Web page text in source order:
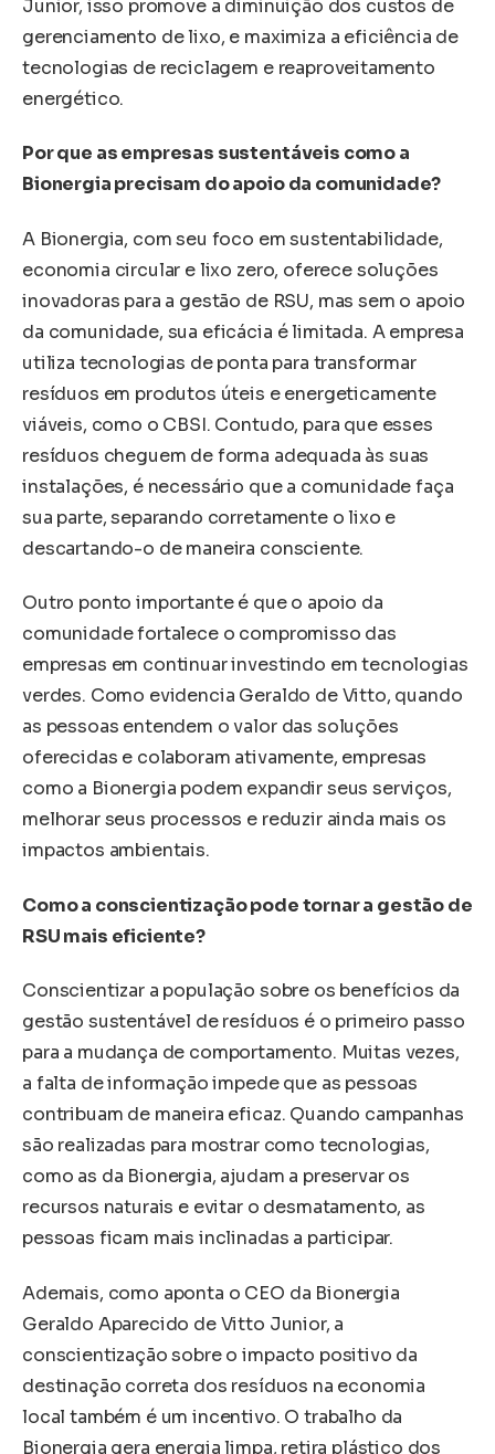
Junior, isso promove a diminuição dos custos de
gerenciamento de lixo, e maximiza a eficiência de
tecnologias de reciclagem e reaproveitamento
energético.
Por que as empresas sustentáveis como a
Bionergia precisam do apoio da comunidade?
A Bionergia, com seu foco em sustentabilidade,
economia circular e lixo zero, oferece soluções
inovadoras para a gestão de RSU, mas sem o apoio
da comunidade, sua eficácia é limitada. A empresa
utiliza tecnologias de ponta para transformar
resíduos em produtos úteis e energeticamente
viáveis, como o CBSI. Contudo, para que esses
resíduos cheguem de forma adequada às suas
instalações, é necessário que a comunidade faça
sua parte, separando corretamente o lixo e
descartando-o de maneira consciente.
Outro ponto importante é que o apoio da
comunidade fortalece o compromisso das
empresas em continuar investindo em tecnologias
verdes. Como evidencia Geraldo de Vitto, quando
as pessoas entendem o valor das soluções
oferecidas e colaboram ativamente, empresas
como a Bionergia podem expandir seus serviços,
melhorar seus processos e reduzir ainda mais os
impactos ambientais.
Como a conscientização pode tornar a gestão de
RSU mais eficiente?
Conscientizar a população sobre os benefícios da
gestão sustentável de resíduos é o primeiro passo
para a mudança de comportamento. Muitas vezes,
a falta de informação impede que as pessoas
contribuam de maneira eficaz. Quando campanhas
são realizadas para mostrar como tecnologias,
como as da Bionergia, ajudam a preservar os
recursos naturais e evitar o desmatamento, as
pessoas ficam mais inclinadas a participar.
Ademais, como aponta o CEO da Bionergia
Geraldo Aparecido de Vitto Junior, a
conscientização sobre o impacto positivo da
destinação correta dos resíduos na economia
local também é um incentivo. O trabalho da
Bionergia gera energia limpa, retira plástico dos